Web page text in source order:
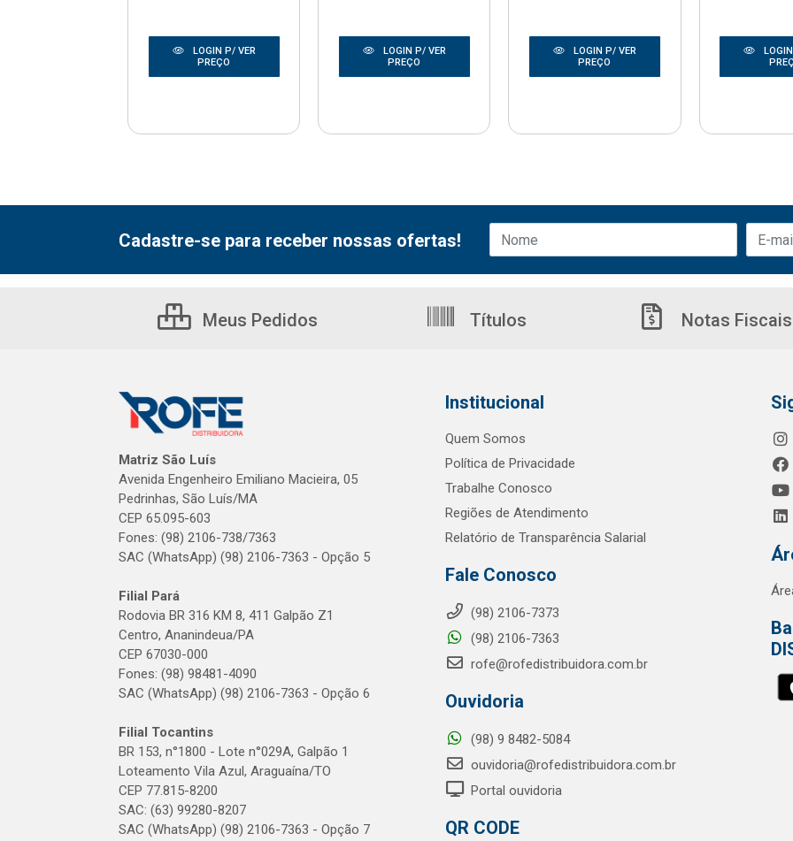
LOGIN P/ VER
PREÇO
LOGIN P/ VER
PREÇO
LOGIN P/ VER
PREÇO
Cadastre-se para receber nossas ofertas!
Meus Pedidos Títulos Notas Fiscais
Matriz São Luís
Avenida Engenheiro Emiliano Macieira, 05
Pedrinhas, São Luís/MA
CEP 65.095-603
Fones: (98) 2106-738/7363
SAC (WhatsApp) (98) 2106-7363 - Opção 5
Filial Pará
Rodovia BR 316 KM 8, 411 Galpão Z1
Centro, Ananindeua/PA
CEP 67030-000
Fones: (98) 98481-4090
SAC (WhatsApp) (98) 2106-7363 - Opção 6
Filial Tocantins
BR 153, n°1800 - Lote n°029A, Galpão 1
Loteamento Vila Azul, Araguaína/TO
CEP 77.815-8200
SAC: (63) 99280-8207
SAC (WhatsApp) (98) 2106-7363 - Opção 7
Institucional
Quem Somos
Política de Privacidade
Trabalhe Conosco
Regiões de Atendimento
Relatório de Transparência Salarial
Fale Conosco
(98) 2106-7373
(98) 2106-7363
rofe@rofedistribuidora.com.br
Ouvidoria
(98) 9 8482-5084
ouvidoria@rofedistribuidora.com.br
Portal ouvidoria
QR CODE